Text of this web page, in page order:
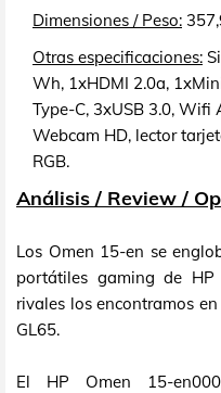
Dimensiones / Peso:
Otras especificaciones:
Wh, 1xHDMI 2.0a,
Type-C, 3xUSB 3.0,
Webcam HD, lector
RGB.
Análisis / Review /
Los Omen 15-en se
portátiles gaming de
rivales los encontramos
GL65.
El HP Omen 15-